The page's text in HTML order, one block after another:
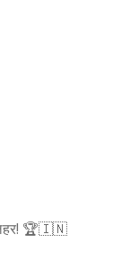
लहर! 🏆🇮🇳